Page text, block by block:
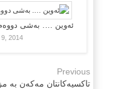
ئەوین …. بەشی
9, 2014
Previous
تاکسیەکانتان مەکەن بە